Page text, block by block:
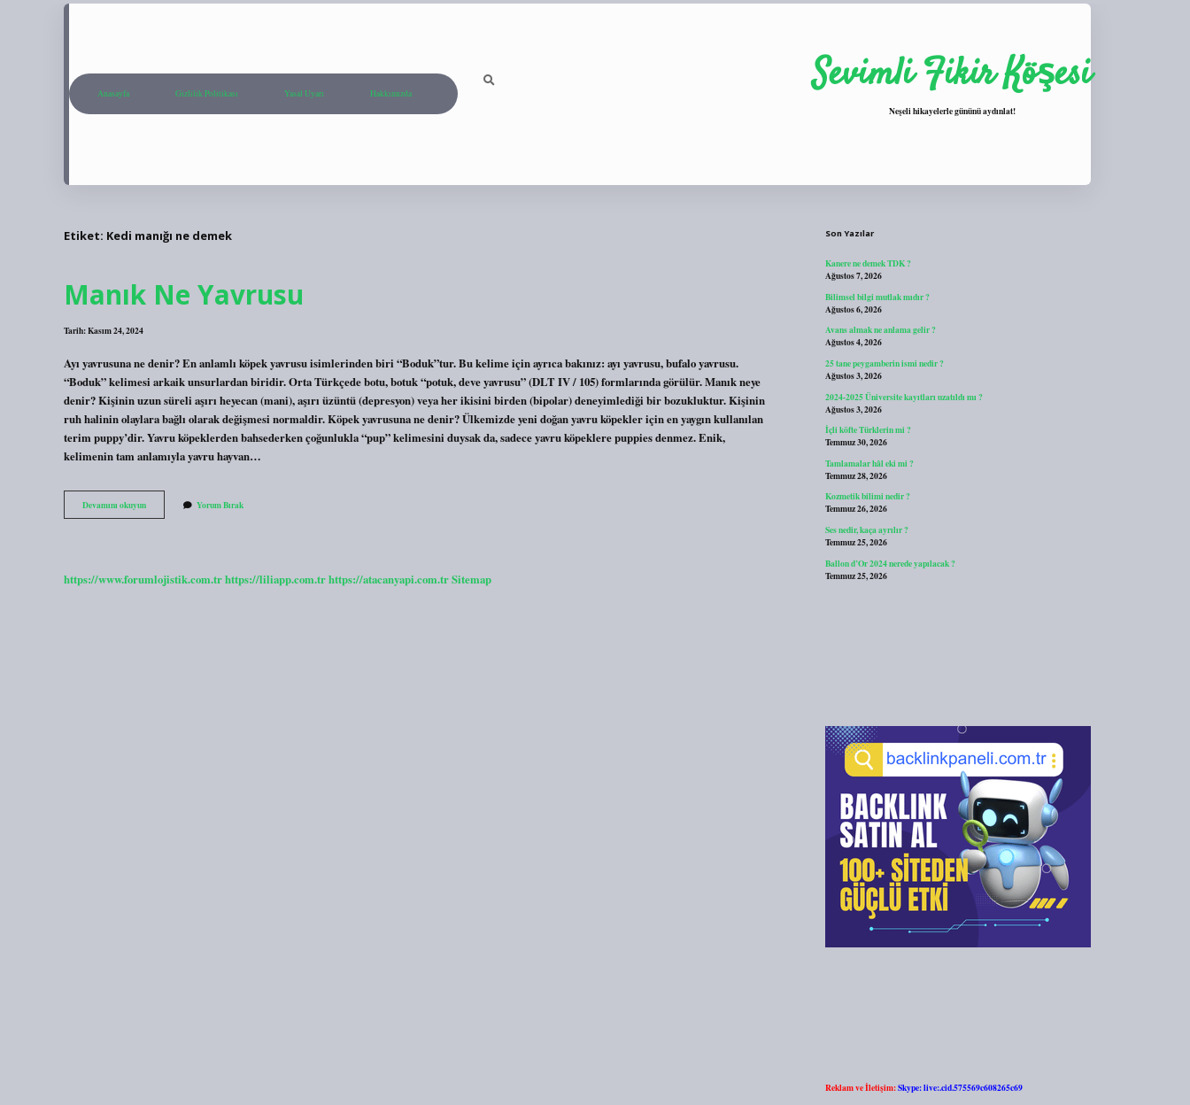
Anasayfa Gizlilik Politikası Yasal Uyarı Hakkımızda Sevimli Fikir Köşesi
Neşeli hikayelerle gününü aydınlat!
Etiket: Kedi manığı ne demek
Manık Ne Yavrusu
Tarih: Kasım 24, 2024
Ayı yavrusuna ne denir? En anlamlı köpek yavrusu isimlerinden biri “Boduk”tur. Bu kelime için ayrıca bakınız: ayı yavrusu, bufalo yavrusu.
“Boduk” kelimesi arkaik unsurlardan biridir. Orta Türkçede botu, botuk “potuk, deve yavrusu” (DLT IV / 105) formlarında görülür. Manık neye
denir? Kişinin uzun süreli aşırı heyecan (mani), aşırı üzüntü (depresyon) veya her ikisini birden (bipolar) deneyimlediği bir bozukluktur. Kişinin
ruh halinin olaylara bağlı olarak değişmesi normaldir. Köpek yavrusuna ne denir? Ülkemizde yeni doğan yavru köpekler için en yaygın kullanılan
terim puppy’dir. Yavru köpeklerden bahsederken çoğunlukla “pup” kelimesini duysak da, sadece yavru köpeklere puppies denmez. Enik,
kelimenin tam anlamıyla yavru hayvan…
Devamını okuyunManık
Ne
Yorum Bırak
https://www.forumlojistik.com.trhttps://liliapp.com.trhttps://atacanyapi.com.trSitemap
Son Yazılar
Kanere ne demek TDK ?
Ağustos 7, 2026
Bilimsel bilgi mutlak mıdır ?
Ağustos 6, 2026
Avans almak ne anlama gelir ?
Ağustos 4, 2026
25 tane peygamberin ismi nedir ?
Ağustos 3, 2026
2024-2025 Üniversite kayıtları uzatıldı mı ?
Ağustos 3, 2026
İçli köfte Türklerin mi ?
Temmuz 30, 2026
Tamlamalar hâl eki mi ?
Temmuz 28, 2026
Kozmetik bilimi nedir ?
Temmuz 26, 2026
Ses nedir, kaça ayrılır ?
Temmuz 25, 2026
Ballon d’Or 2024 nerede yapılacak ?
Temmuz 25, 2026
Reklam ve İletişim:Skype: live:.cid.575569c608265c69